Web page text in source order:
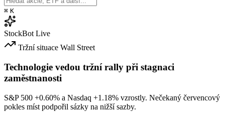
⌘ K
StockBot Live
Tržní situace Wall Street
Technologie vedou tržní rally při stagnaci
zaměstnanosti
S&P 500 +0.60% a Nasdaq +1.18% vzrostly. Nečekaný červencový
pokles míst podpořil sázky na nižší sazby.